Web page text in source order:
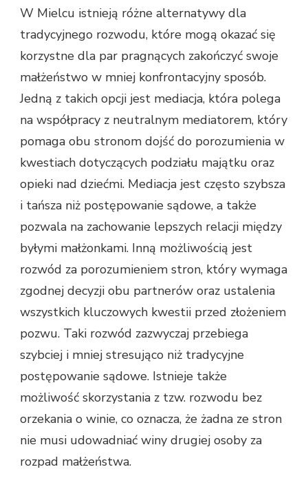
W Mielcu istnieją różne alternatywy dla
tradycyjnego rozwodu, które mogą okazać się
korzystne dla par pragnących zakończyć swoje
małżeństwo w mniej konfrontacyjny sposób.
Jedną z takich opcji jest mediacja, która polega
na współpracy z neutralnym mediatorem, który
pomaga obu stronom dojść do porozumienia w
kwestiach dotyczących podziału majątku oraz
opieki nad dziećmi. Mediacja jest często szybsza
i tańsza niż postępowanie sądowe, a także
pozwala na zachowanie lepszych relacji między
byłymi małżonkami. Inną możliwością jest
rozwód za porozumieniem stron, który wymaga
zgodnej decyzji obu partnerów oraz ustalenia
wszystkich kluczowych kwestii przed złożeniem
pozwu. Taki rozwód zazwyczaj przebiega
szybciej i mniej stresująco niż tradycyjne
postępowanie sądowe. Istnieje także
możliwość skorzystania z tzw. rozwodu bez
orzekania o winie, co oznacza, że żadna ze stron
nie musi udowadniać winy drugiej osoby za
rozpad małżeństwa.